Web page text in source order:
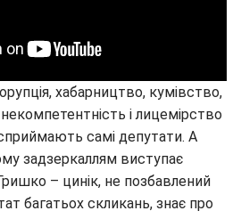
хабарництво, кумівство,
і лицемірство
самі депутати. А
задзеркаллям виступає
– цинік, не позбавлений
багатьох скликань, знає про